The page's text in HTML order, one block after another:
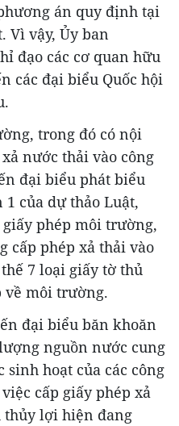
án quy định tại
Vì vậy, Ủy ban
đạo các cơ quan hữu
các đại biểu Quốc hội
trong đó có nội
nước thải vào công
đại biểu phát biểu
của dự thảo Luật,
phép môi trường,
cấp phép xả thải vào
7 loại giấy tờ thủ
về môi trường.
đại biểu băn khoăn
nguồn nước cung
sinh hoạt của các công
cấp giấy phép xả
lợi hiện đang